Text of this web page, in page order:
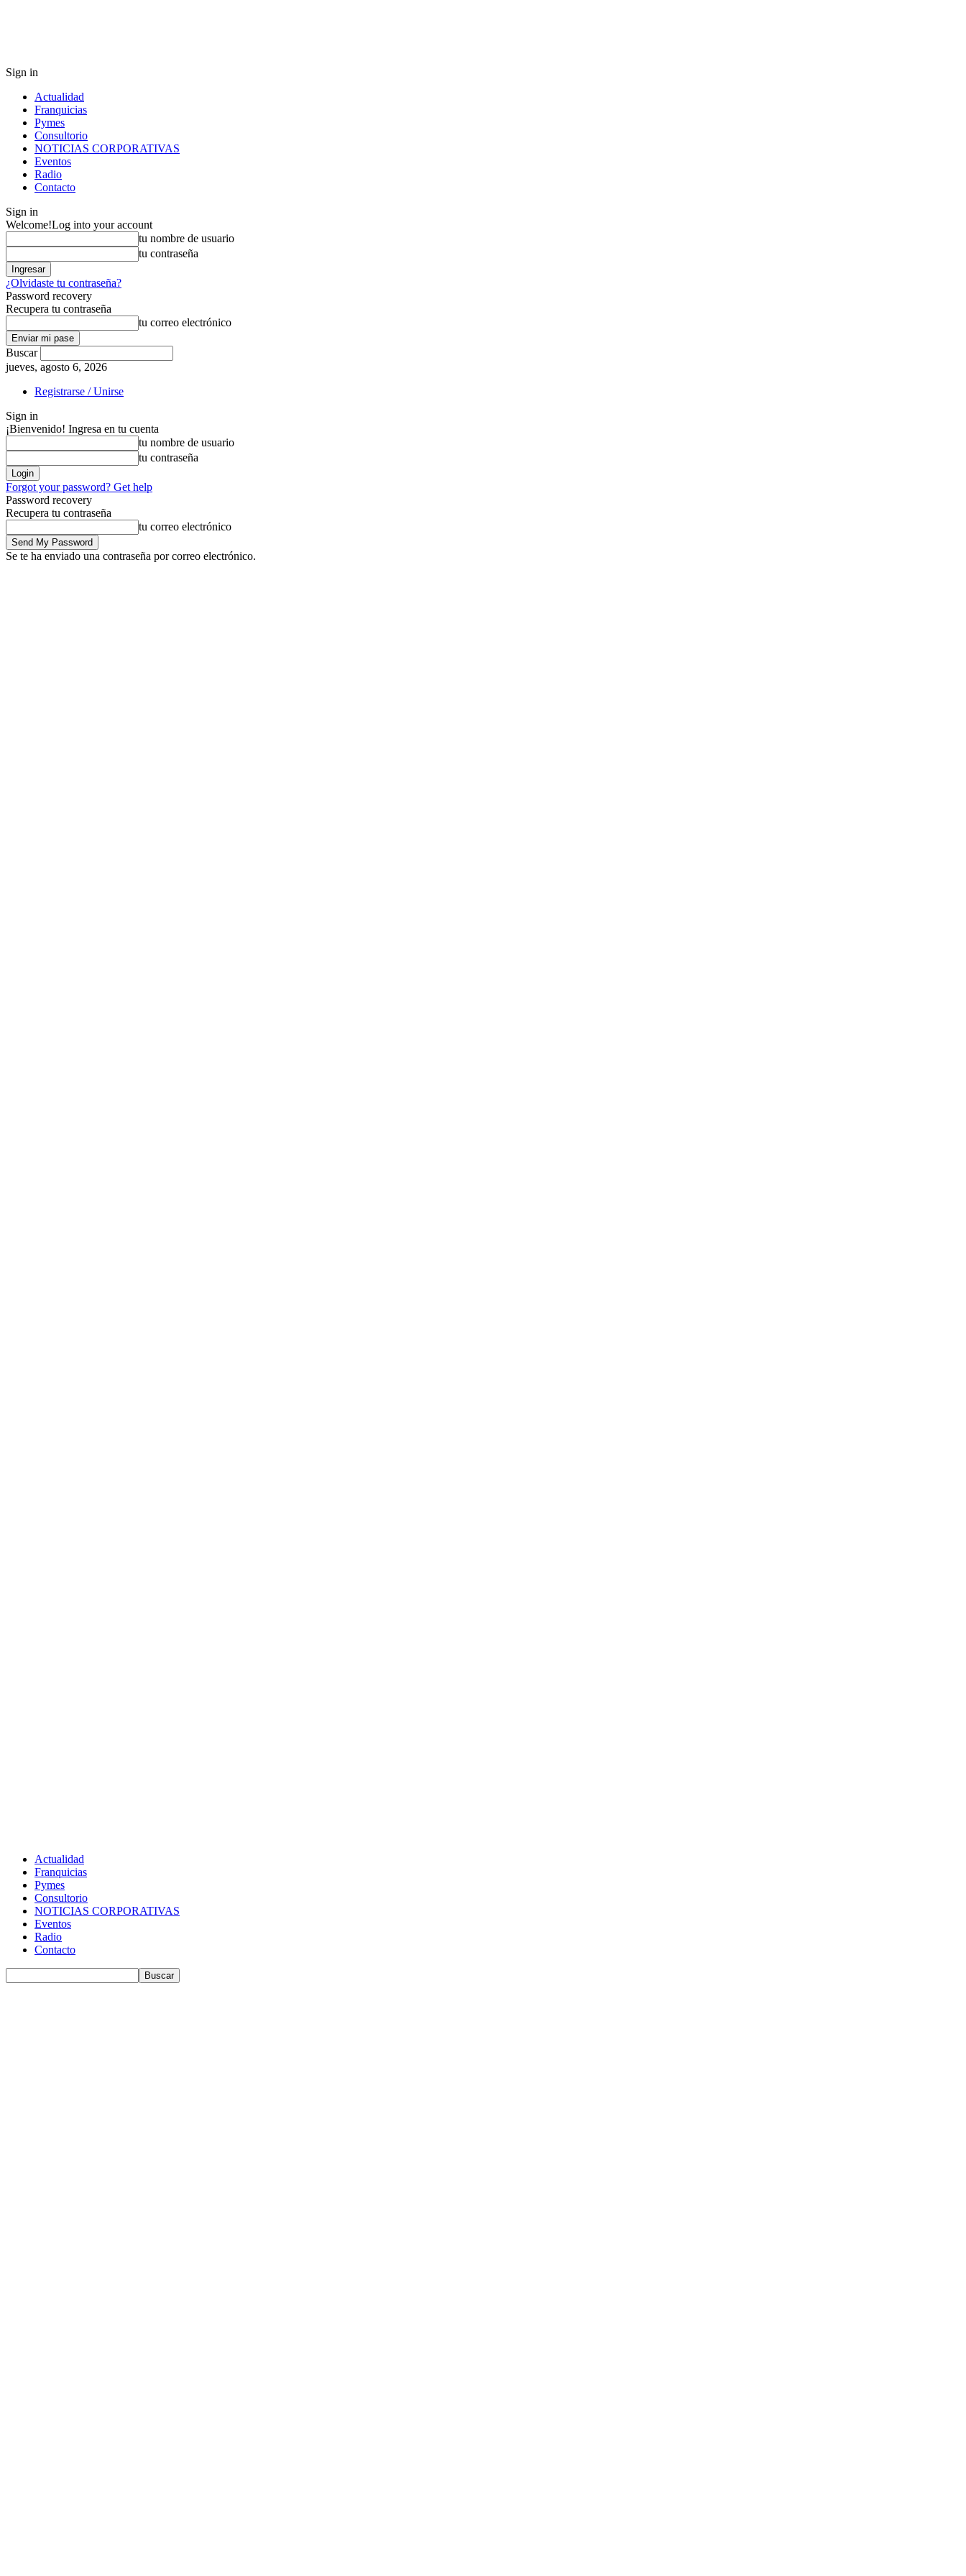
Sign in
Actualidad
Franquicias
Pymes
Consultorio
NOTICIAS CORPORATIVAS
Eventos
Radio
Contacto
Sign in
Welcome!Log into your account
tu nombre de usuario
tu contraseña
¿Olvidaste tu contraseña?
Password recovery
Recupera tu contraseña
tu correo electrónico
Buscar
jueves, agosto 6, 2026
Registrarse / Unirse
Sign in
¡Bienvenido! Ingresa en tu cuenta
tu nombre de usuario
tu contraseña
Forgot your password? Get help
Password recovery
Recupera tu contraseña
tu correo electrónico
Se te ha enviado una contraseña por correo electrónico.
Actualidad
Franquicias
Pymes
Consultorio
NOTICIAS CORPORATIVAS
Eventos
Radio
Contacto